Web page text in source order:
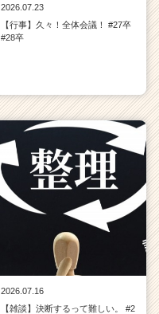
2026.07.23
【行事】久々！全体会議！ #27卒
#28卒
2026.07.16
【雑談】決断するって難しい。 #2